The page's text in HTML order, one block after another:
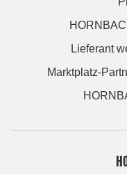
Lieferant
Marktplatz-